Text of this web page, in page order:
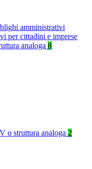
amministrativi
per cittadini e imprese
analoga 8
o struttura analoga 2